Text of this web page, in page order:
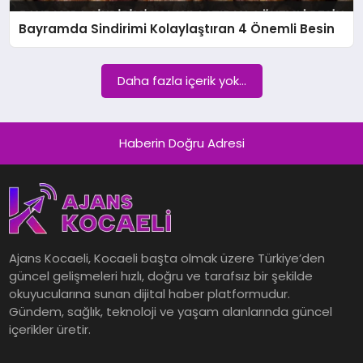
EKONOMI
TEKNOLOJI
Bayramda Sindirimi Kolaylaştıran 4 Önemli Besin
Daha fazla içerik yok...
Haberin Doğru Adresi
Ajans Kocaeli, Kocaeli başta olmak üzere Türkiye’den
güncel gelişmeleri hızlı, doğru ve tarafsız bir şekilde
okuyucularına sunan dijital haber platformudur.
Gündem, sağlık, teknoloji ve yaşam alanlarında güncel
içerikler üretir.